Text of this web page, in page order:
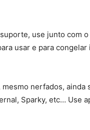
use junto com
usar e para
nerfados, ainda
Sparky, etc… Use